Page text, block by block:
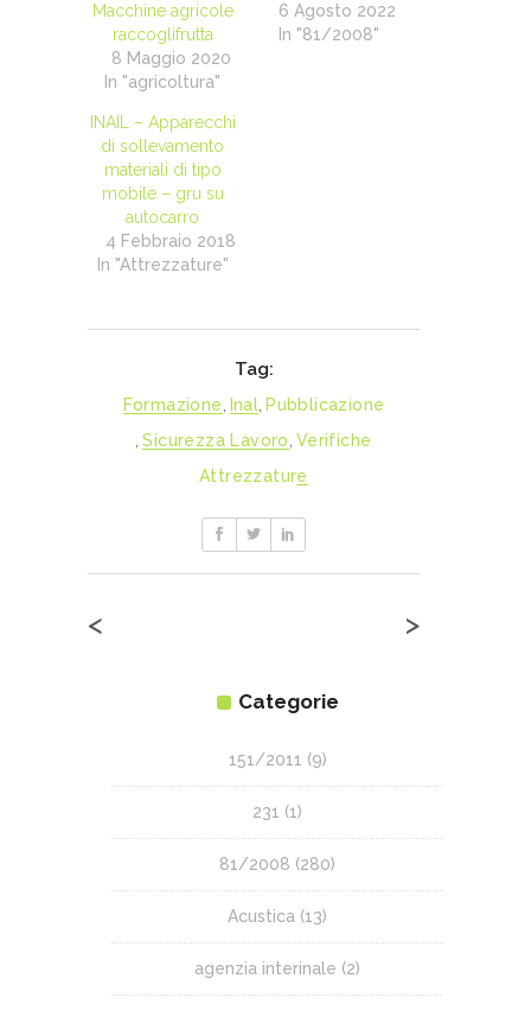
Macchine agricole
raccoglifrutta
8 Maggio 2020
In "agricoltura"
6 Agosto 2022
In "81/2008"
INAIL – Apparecchi
di sollevamento
materiali di tipo
mobile – gru su
autocarro
4 Febbraio 2018
In "Attrezzature"
Tag:
Formazione, Inal, Pubblicazione
, Sicurezza Lavoro, Verifiche
Attrezzature
< >
Categorie
151/2011 (9)
231 (1)
81/2008 (280)
Acustica (13)
agenzia interinale (2)